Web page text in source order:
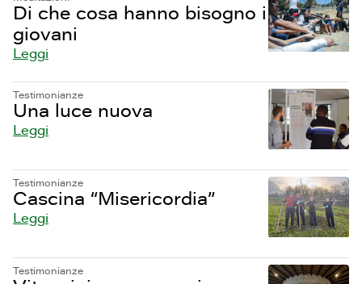
Di che cosa hanno bisogno i
giovani
Leggi
Testimonianze
Una luce nuova
Leggi
Testimonianze
Cascina “Misericordia”
Leggi
Testimonianze